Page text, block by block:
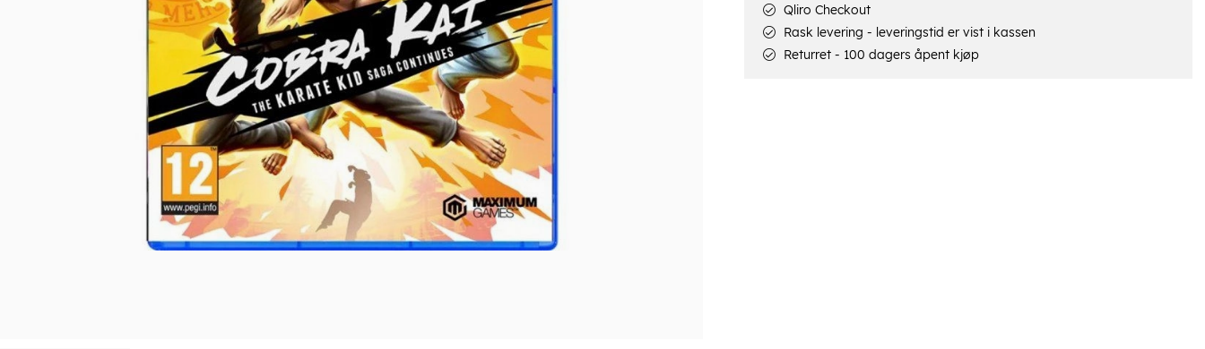
Qliro Checkout
Rask levering - leveringstid er vist i kassen
Returret - 100 dagers åpent kjøp